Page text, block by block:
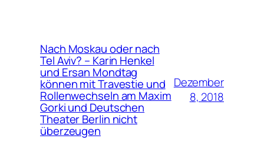
Nach Moskau oder nach
Tel Aviv? – Karin Henkel
und Ersan Mondtag
können mit Travestie und
Rollenwechseln am Maxim
Gorki und Deutschen
Theater Berlin nicht
überzeugen
Dezember
8, 2018